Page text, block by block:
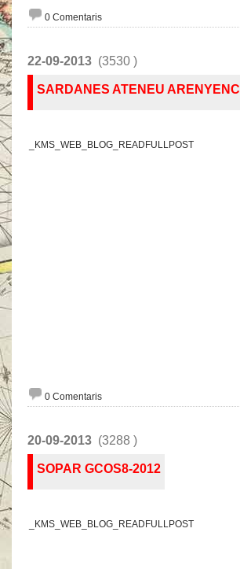
0 Comentaris
22-09-2013 (3530 )
SARDANES ATENEU ARENYENC
_KMS_WEB_BLOG_READFULLPOST
0 Comentaris
20-09-2013 (3288 )
SOPAR GCOS8-2012
_KMS_WEB_BLOG_READFULLPOST